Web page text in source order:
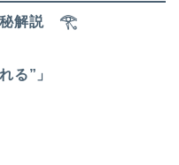
解説 𓂀
る”」